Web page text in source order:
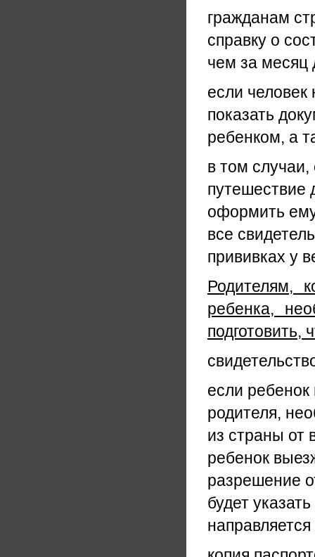
гражданам
справку о
чем за
если человек
показать
ребенком, а
в том
путешествие
оформить
все
прививках у
Родителям,
ребенка,
подготовить,
если ребенок
родителя,
из страны от
ребенок
разрешение
будет